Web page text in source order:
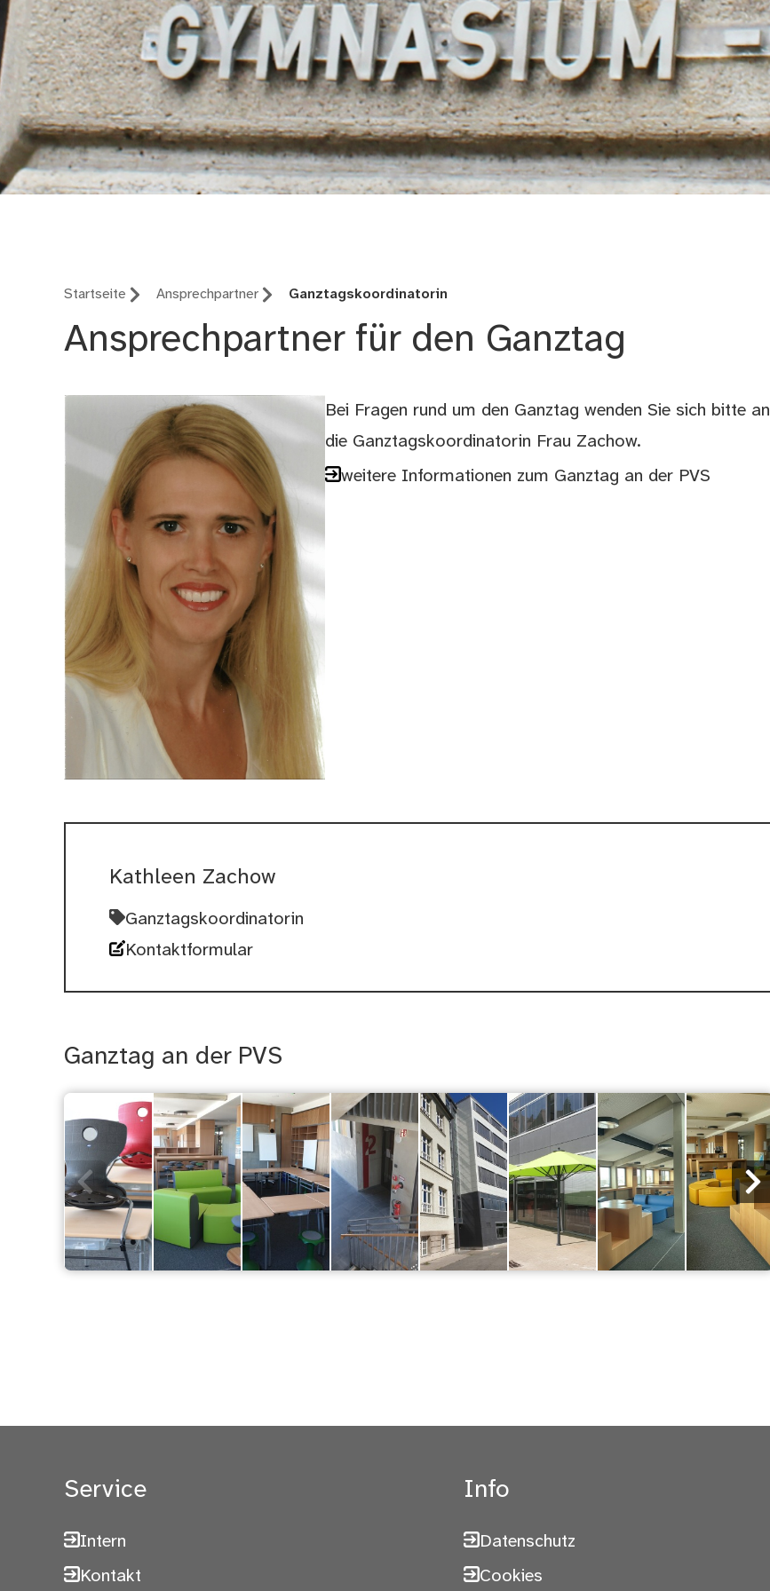
Startseite Ansprechpartner Ganztagskoordinatorin
Ansprechpartner für den Ganztag
Bei Fragen rund um den Ganztag wenden Sie sich bitte an
die Ganztagskoordinatorin Frau Zachow.
weitere Informationen zum Ganztag an der PVS
Kathleen Zachow
Ganztagskoordinatorin
Kontaktformular
Ganztag an der PVS
Service
Intern
Kontakt
Info
Datenschutz
Cookies